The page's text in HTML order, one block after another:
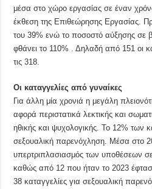
μέσα στο χώρο εργασίας σε έναν
έκθεση της Επιθεώρησης Εργασίας.
του 39% ενώ το ποσοστό αύξησης σε
φθάνει το 110% . Δηλαδή από 151 οι
τις 318.
Οι καταγγελίες από γυναίκες
Για άλλη μία χρονιά η μεγάλη
αφορά περιστατικά λεκτικής και
ηθικής και ψυχολογικής. Το 12% των
σεξουαλική παρενόχληση. Μέσα στο
υπερτριπλασιασμός των υποθέσεων
καθώς από 12 που ήταν το 2023
38 καταγγελίες για σεξουαλική